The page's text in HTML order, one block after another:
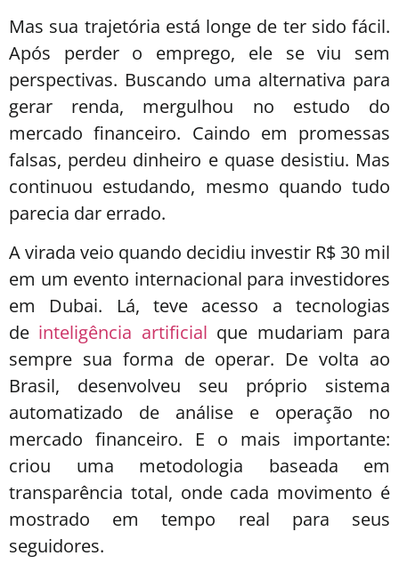
Mas sua trajetória está longe de ter sido fácil.
Após perder o emprego, ele se viu sem
perspectivas. Buscando uma alternativa para
gerar renda, mergulhou no estudo do
mercado financeiro. Caindo em promessas
falsas, perdeu dinheiro e quase desistiu. Mas
continuou estudando, mesmo quando tudo
parecia dar errado.
A virada veio quando decidiu investir R$ 30 mil
em um evento internacional para investidores
em Dubai. Lá, teve acesso a tecnologias
de inteligência artificial que mudariam para
sempre sua forma de operar. De volta ao
Brasil, desenvolveu seu próprio sistema
automatizado de análise e operação no
mercado financeiro. E o mais importante:
criou uma metodologia baseada em
transparência total, onde cada movimento é
mostrado em tempo real para seus
seguidores.